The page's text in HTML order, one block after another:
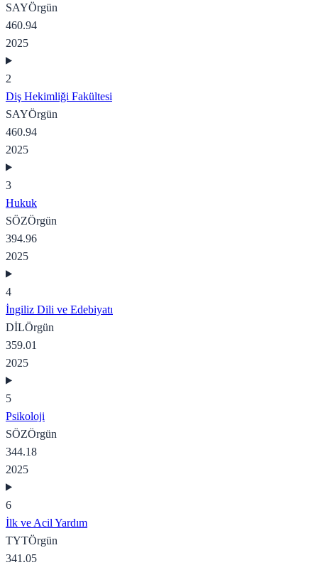
SAYÖrgün
460.94
2025
2
Diş Hekimliği Fakültesi
SAYÖrgün
460.94
2025
3
Hukuk
SÖZÖrgün
394.96
2025
4
İngiliz Dili ve Edebiyatı
DİLÖrgün
359.01
2025
5
Psikoloji
SÖZÖrgün
344.18
2025
6
İlk ve Acil Yardım
TYTÖrgün
341.05